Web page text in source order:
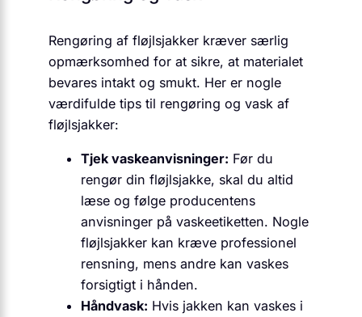
Rengøring af fløjlsjakker kræver særlig
opmærksomhed for at sikre, at materialet
bevares intakt og smukt. Her er nogle
værdifulde tips til rengøring og vask af
fløjlsjakker:
Tjek vaskeanvisninger: Før du
rengør din fløjlsjakke, skal du altid
læse og følge producentens
anvisninger på vaskeetiketten. Nogle
fløjlsjakker kan kræve professionel
rensning, mens andre kan vaskes
forsigtigt i hånden.
Håndvask: Hvis jakken kan vaskes i